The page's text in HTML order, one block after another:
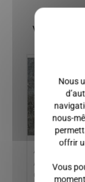
Vous
ATTACHE
AIXAM A721,
CITY, ROADLINE,
Nous
nous-
offrir
Vous